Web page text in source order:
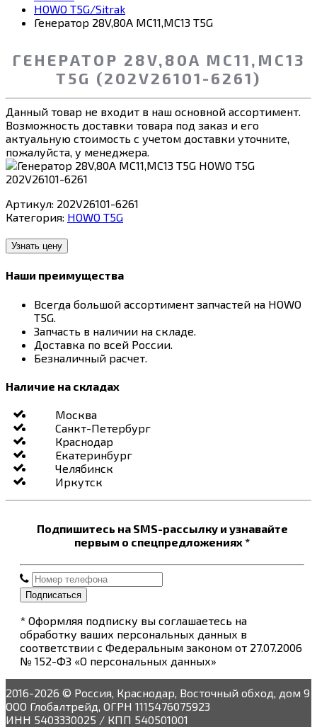
HOWO T5G/Sitrak
Генератор 28V,80A MC11,MC13 T5G
ГЕНЕРАТОР 28V,80A MC11,MC13
T5G (202V26101-6261)
Данный товар не входит в наш основной ассортимент.
Возможность доставки товара под заказ и его
актуальную стоимость с учетом доставки уточните,
пожалуйста, у менеджера.
Артикул: 202V26101-6261
Категория: HOWO T5G
Узнать цену
Наши преимущества
Всегда большой ассортимент запчастей на HOWO
T5G.
Запчасть в наличии на складе.
Доставка по всей России.
Безналичный расчет.
Наличие на складах
Москва
Санкт-Петербург
Краснодар
Екатеринбург
Челябинск
Иркутск
Подпишитесь на SMS-рассылку и узнавайте
первым о спецпредложениях *
Подписаться
* Оформляя подписку вы соглашаетесь на
обработку ваших персональных данных в
соответствии с Федеральным законом от 27.07.2006
№ 152-ФЗ «О персональных данных»
2016-2026 © Россия, Краснодар, Восточный обход, дом 9
ООО Глобалтрейд, ОГРН 1115476075923
ИНН 5403330025 / КПП 540501001